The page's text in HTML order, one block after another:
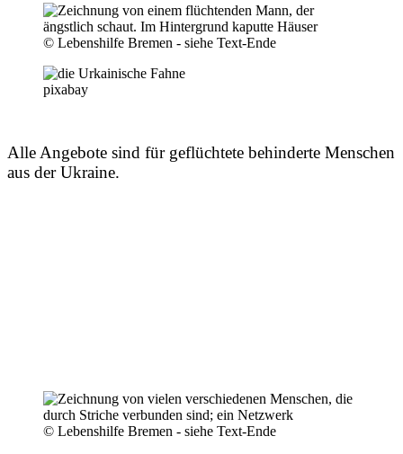
© Lebenshilfe Bremen - siehe Text-Ende
pixabay
Alle Angebote sind für geflüchtete behinderte Menschen
aus der Ukraine.
© Lebenshilfe Bremen - siehe Text-Ende